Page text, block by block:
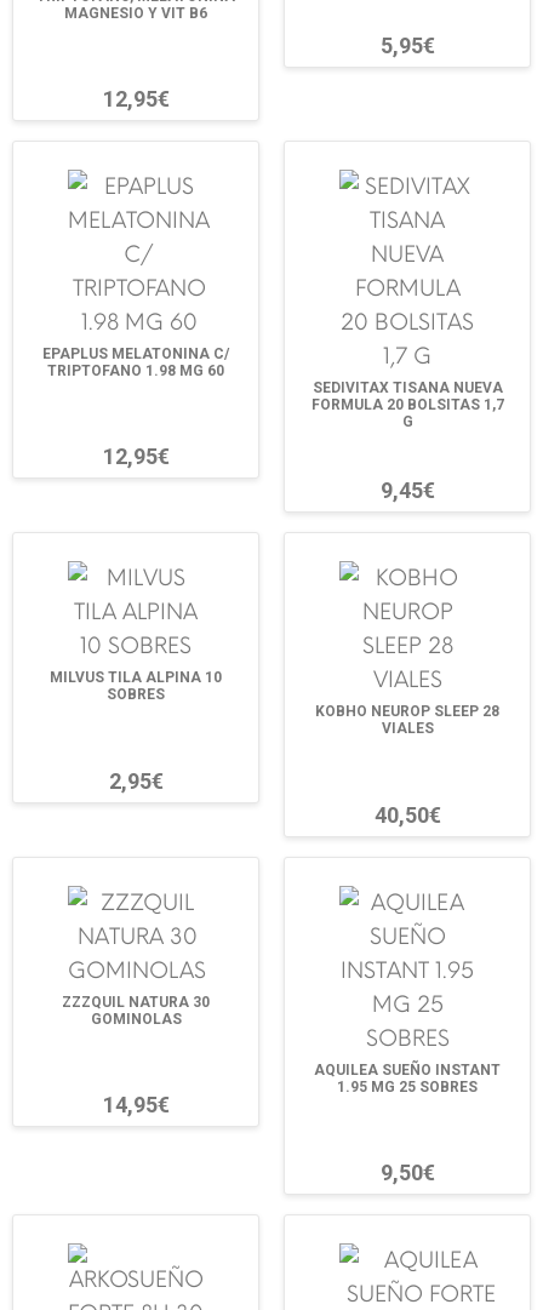
MAGNESIO Y VIT B6
12,95€
5,95€
EPAPLUS MELATONINA C/
TRIPTOFANO 1.98 MG 60
12,95€
SEDIVITAX TISANA NUEVA
FORMULA 20 BOLSITAS 1,7
G
9,45€
MILVUS TILA ALPINA 10
SOBRES
2,95€
KOBHO NEUROP SLEEP 28
VIALES
40,50€
ZZZQUIL NATURA 30
GOMINOLAS
14,95€
AQUILEA SUEÑO INSTANT
1.95 MG 25 SOBRES
9,50€